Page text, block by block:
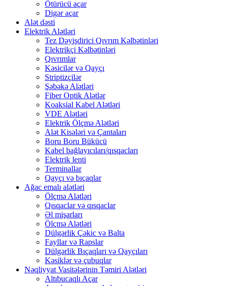
Ötürücü açar
Digər açar
Alət dəsti
Elektrik Alətləri
Tez Dəyişdirici Qıvrım Kəlbətinləri
Elektrikçi Kəlbətinləri
Qıvrımlar
Kəsicilər və Qayçı
Striptizçilər
Şəbəkə Alətləri
Fiber Optik Alətlər
Koaksial Kabel Alətləri
VDE Alətləri
Elektrik Ölçmə Alətləri
Alət Kisələri və Çantaları
Boru Boru Bükücü
Kabel bağlayıcıları/qısqacları
Elektrik lenti
Terminallar
Qayçı və bıçaqlar
Ağac emalı alətləri
Ölçmə Alətləri
Qısqaclar və qısqaclar
Əl mişarları
Ölçmə Alətləri
Dülgərlik Çəkic və Balta
Fayllar və Rapslar
Dülgərlik Bıçaqları və Qayçıları
Kəsiklər və çubuqlar
Nəqliyyat Vasitələrinin Təmiri Alətləri
Altıbucaqlı Açar